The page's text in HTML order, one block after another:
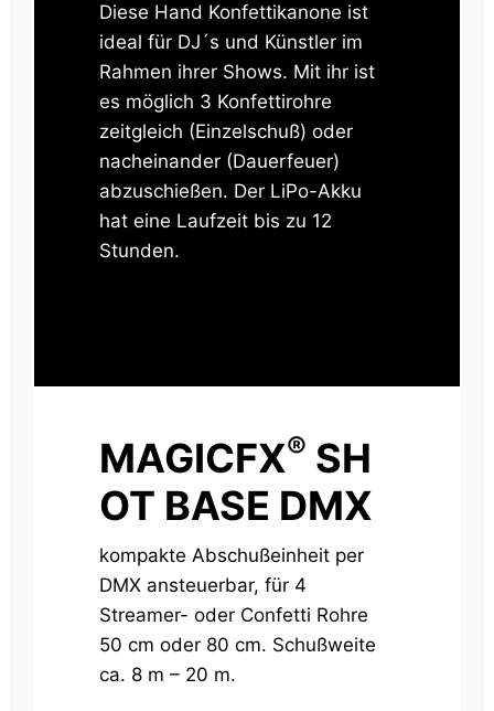
Diese Hand Konfettikanone ist
ideal für DJ´s und Künstler im
Rahmen ihrer Shows. Mit ihr ist
es möglich 3 Konfettirohre
zeitgleich (Einzelschuß) oder
nacheinander (Dauerfeuer)
abzuschießen. Der LiPo-Akku
hat eine Laufzeit bis zu 12
Stunden.
MAGICFX® SH
OT BASE DMX
kompakte Abschußeinheit per
DMX ansteuerbar, für 4
Streamer- oder Confetti Rohre
50 cm oder 80 cm. Schußweite
ca. 8 m – 20 m.